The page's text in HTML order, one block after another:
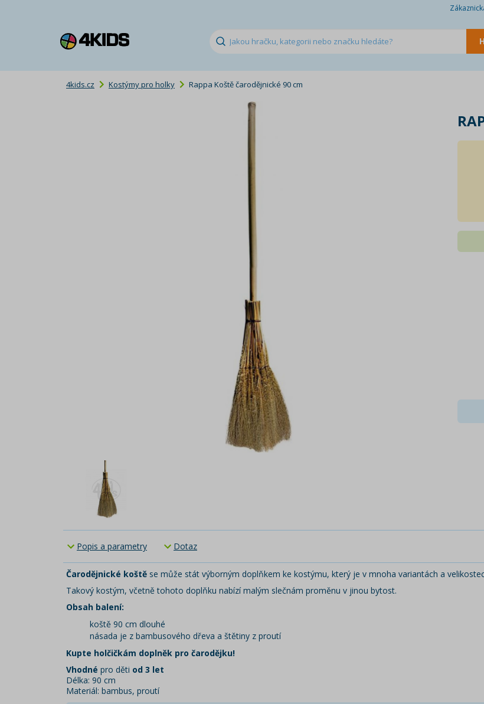
4kids.cz Kostýmy pro holky Rappa Koště čarodějnické 90 cm
Popis a parametry Dotaz
Čarodějnické koště se může stát výborným doplňkem ke kostýmu, který je v mnoha variantách a
Takový kostým, včetně tohoto doplňku nabízí malým slečnám proměnu v jinou bytost.
Obsah balení:
koště 90 cm dlouhé
násada je z bambusového dřeva a štětiny z proutí
Kupte holčičkám doplněk pro čarodějku!
Vhodné pro děti od 3 let
Délka: 90 cm
Materiál: bambus, proutí